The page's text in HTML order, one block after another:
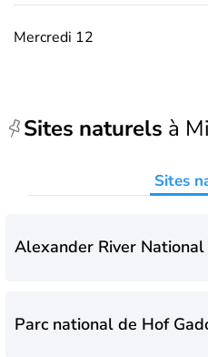
Mercredi 12
Sites naturels à
Sites
Alexander River National
Parc national de Hof